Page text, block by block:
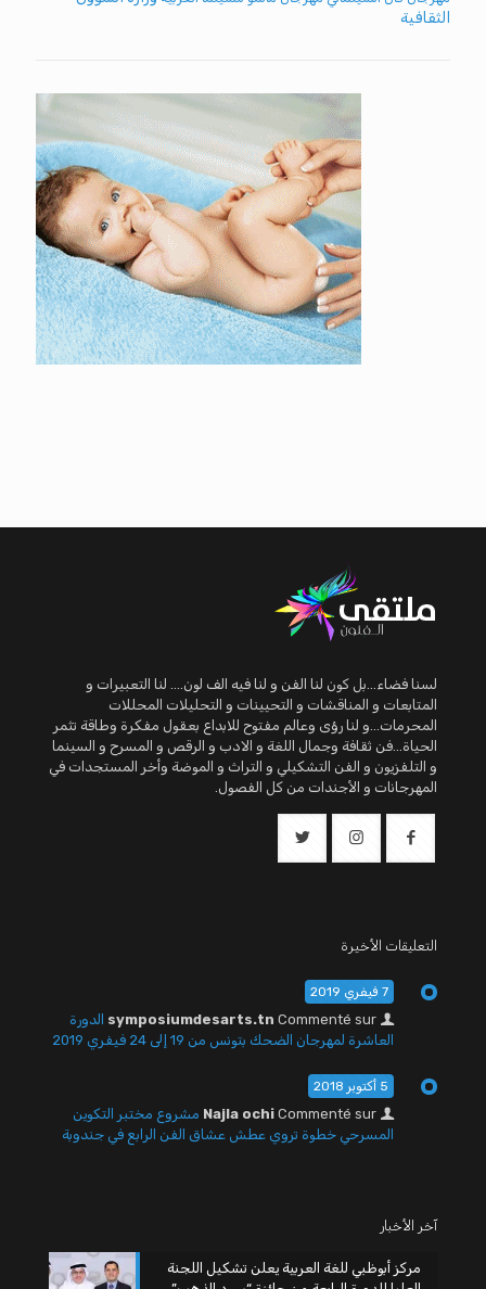
الثقافية
لسنا فضاء...بل كون لنا الفن و لنا فيه الف لون.... لنا التعبيرات و
المتابعات و المناقشات و التحيينات و التحليلات المحللات
المحرمات...و لنا رؤى وعالم مفتوح للابداع بعقول مفكرة وطاقة تثمر
الحياة...فن ثقافة وجمال اللغة و الادب و الرقص و المسرح و السينما
و التلفزيون و الفن التشكيلي و التراث و الموضة وأخر المستجدات في
المهرجانات و الأجندات من كل الفصول.
التعليقات الأخيرة
7 فيفري 2019
symposiumdesarts.tn Commenté sur
الدورة
العاشرة لمهرجان الضحك بتونس من 19 إلى 24 فيفري 2019
5 أكتوبر 2018
Najla ochi Commenté sur
مشروع مختبر التكوين
المسرحي خطوة تروي عطش عشاق الفن الرابع في جندوبة
آخر الأخبار
مركز أبوظبي للغة العربية يعلن تشكيل اللجنة